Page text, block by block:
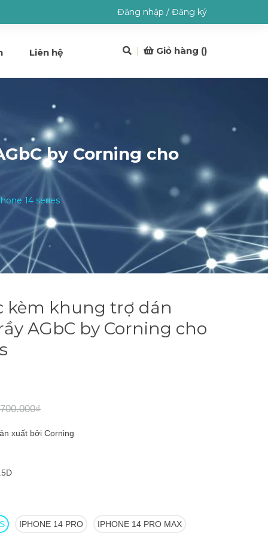
Đăng nhập / Đăng ký
Liên hệ Giỏ hàng ()
by Corning cho
14 series
kèm khung trợ dán
AGbC by Corning cho
700.000₫
xuất bởi Corning
IPHONE 14 PRO IPHONE 14 PRO MAX